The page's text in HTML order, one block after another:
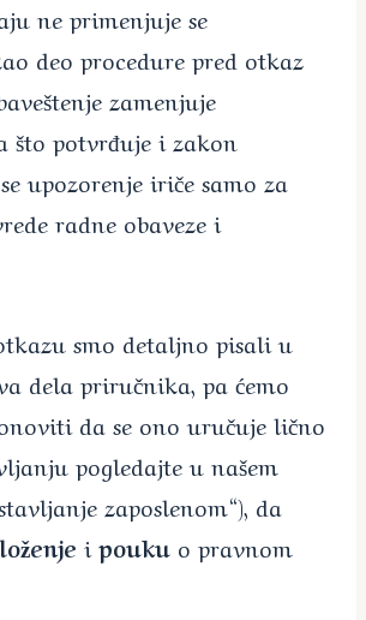
ne primenjuje se
deo procedure pred otkaz
zamenjuje
što potvrđuje i zakon
upozorenje iriče samo za
radne obaveze i
smo detaljno pisali u
dela priručnika, pa ćemo
da se ono uručuje lično
pogledajte u našem
zaposlenom“), da
ipouku o pravnom